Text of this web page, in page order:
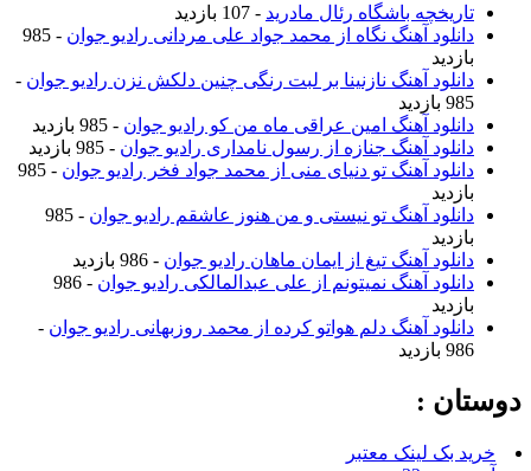
تاریخچه باشگاه رئال مادرید - 107 بازدید
دانلود آهنگ نگاه از محمد جواد علی مردانی رادیو جوان
- 985
بازدید
دانلود آهنگ نازنینا بر لبت رنگی چنین دلکش نزن رادیو جوان -
985 بازدید
دانلود آهنگ امین عراقی ماه من کو رادیو جوان - 985 بازدید
دانلود آهنگ جنازه از رسول نامداری رادیو جوان - 985 بازدید
دانلود آهنگ تو دنیای منی از محمد جواد فخر رادیو جوان
- 985
بازدید
دانلود آهنگ تو نیستی و من هنوز عاشقم رادیو جوان
- 985
بازدید
دانلود آهنگ تیغ از ایمان ماهان رادیو جوان - 986 بازدید
دانلود آهنگ نمیتونم از علی عبدالمالکی رادیو جوان
- 986
بازدید
دانلود آهنگ دلم هواتو کرده از محمد روزبهانی رادیو جوان -
986 بازدید
دوستان :
خرید بک لینک معتبر